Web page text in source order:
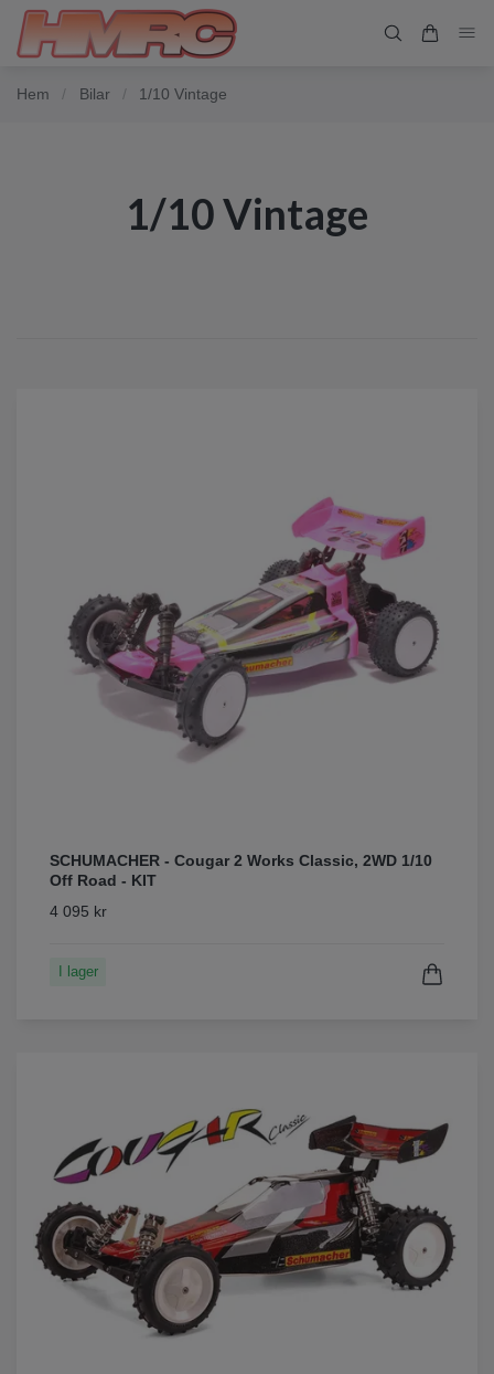
Hem / Bilar / 1/10 Vintage
1/10 Vintage
SCHUMACHER - Cougar 2 Works Classic, 2WD 1/10
Off Road - KIT
4 095 kr
I lager